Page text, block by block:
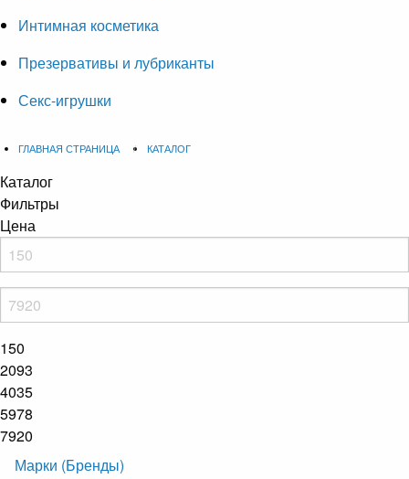
Интимная косметика
Презервативы и лубриканты
Секс-игрушки
ГЛАВНАЯ СТРАНИЦА КАТАЛОГ
Каталог
Фильтры
Цена
150
2093
4035
5978
7920
Марки (Бренды)